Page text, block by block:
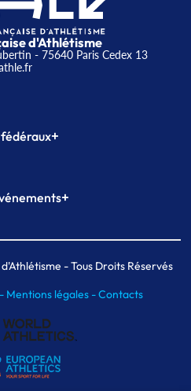
d'Athlétisme
- 75640 Paris Cedex 13
+
Formation
+
Paris indoor
de Paris- Tous Droits Réservés
Mentions légales -Contacts